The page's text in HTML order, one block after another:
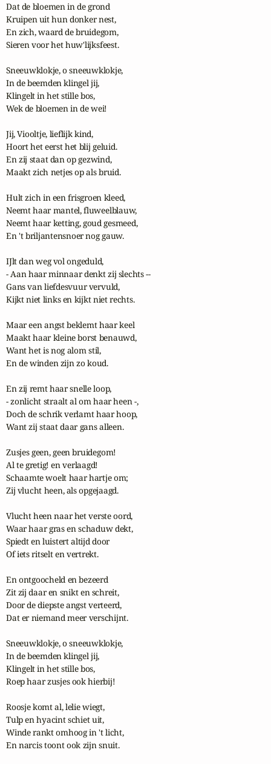
Dat de bloemen in de grond
Kruipen uit hun donker nest,
En zich, waard de bruidegom,
Sieren voor het huw'lijksfeest.
Sneeuwklokje, o sneeuwklokje,
In de beemden klingel jij,
Klingelt in het stille bos,
Wek de bloemen in de wei!
Jij, Viooltje, lieflijk kind,
Hoort het eerst het blij geluid.
En zij staat dan op gezwind,
Maakt zich netjes op als bruid.
Hult zich in een frisgroen kleed,
Neemt haar mantel, fluweelblauw,
Neemt haar ketting, goud gesmeed,
En 't briljantensnoer nog gauw.
IJlt dan weg vol ongeduld,
- Aan haar minnaar denkt zij slechts --
Gans van liefdesvuur vervuld,
Kijkt niet links en kijkt niet rechts.
Maar een angst beklemt haar keel
Maakt haar kleine borst benauwd,
Want het is nog alom stil,
En de winden zijn zo koud.
En zij remt haar snelle loop,
- zonlicht straalt al om haar heen -,
Doch de schrik verlamt haar hoop,
Want zij staat daar gans alleen.
Zusjes geen, geen bruidegom!
Al te gretig! en verlaagd!
Schaamte woelt haar hartje om;
Zij vlucht heen, als opgejaagd.
Vlucht heen naar het verste oord,
Waar haar gras en schaduw dekt,
Spiedt en luistert altijd door
Of iets ritselt en vertrekt.
En ontgoocheld en bezeerd
Zit zij daar en snikt en schreit,
Door de diepste angst verteerd,
Dat er niemand meer verschijnt.
Sneeuwklokje, o sneeuwklokje,
In de beemden klingel jij,
Klingelt in het stille bos,
Roep haar zusjes ook hierbij!
Roosje komt al, lelie wiegt,
Tulp en hyacint schiet uit,
Winde rankt omhoog in 't licht,
En narcis toont ook zijn snuit.